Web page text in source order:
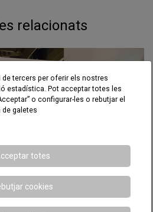
relacionats
tercers per oferir els nostres
estadística. Pot acceptar totes les
o configurar-les o rebutjar el
de galetes
totes
cookies